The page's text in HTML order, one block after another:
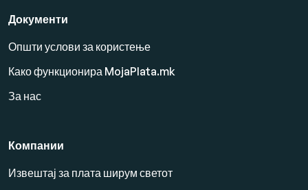
Документи
Општи услови за користење
Како функционира MojaPlata.mk
За нас
Компании
Извештај за плата ширум светот